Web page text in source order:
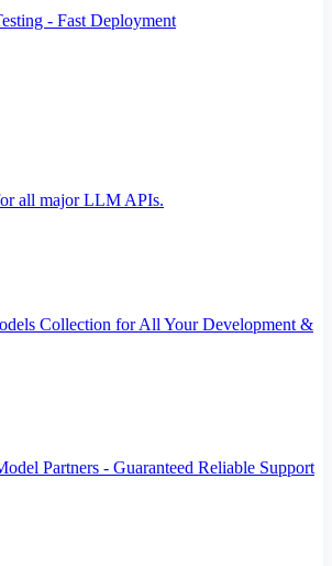
- Fast Deployment
all major LLM APIs.
Collection for All Your Development &
Partners - Guaranteed Reliable Support